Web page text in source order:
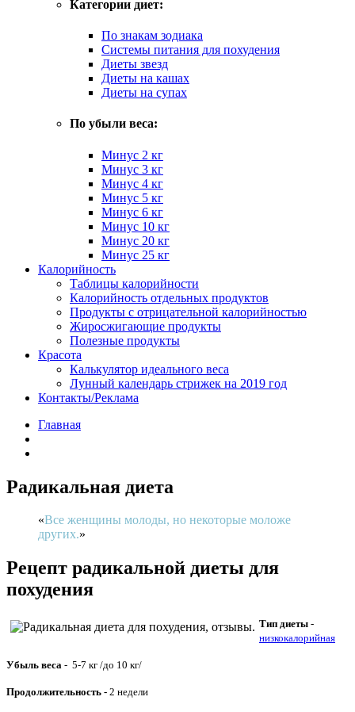
Категории диет:
По знакам зодиака
Системы питания для похудения
Диеты звезд
Диеты на кашах
Диеты на супах
По убыли веса:
Минус 2 кг
Минус 3 кг
Минус 4 кг
Минус 5 кг
Минус 6 кг
Минус 10 кг
Минус 20 кг
Минус 25 кг
Калорийность
Таблицы калорийности
Калорийность отдельных продуктов
Продукты с отрицательной калорийностью
Жиросжигающие продукты
Полезные продукты
Красота
Калькулятор идеального веса
Лунный календарь стрижек на 2019 год
Контакты/Реклама
Главная
Радикальная диета
Все женщины молоды, но некоторые моложе
других.
Рецепт радикальной диеты для
похудения
Тип диеты -
низкокалорийная
Убыль веса - 5-7 кг /до 10 кг/
Продолжительность - 2 недели